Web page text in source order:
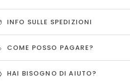
INFO SULLE SPEDIZIONI
COME POSSO PAGARE?
HAI BISOGNO DI AIUTO?